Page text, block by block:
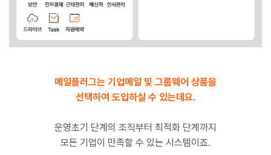
메일플러그는 기업메일 및 그룹웨어 상품을
선택하여 도입하실 수 있는데요.
운영초기 단계의 조직부터 최적화 단계까지
모든 기업이 만족할 수 있는 시스템이죠.